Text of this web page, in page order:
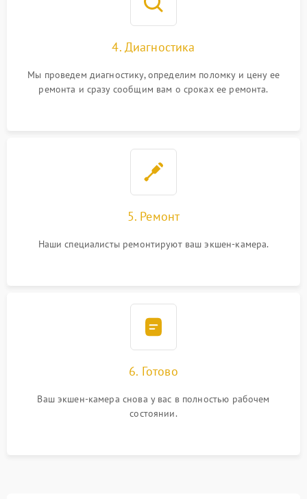
4. Диагностика
Мы проведем диагностику, определим поломку и цену ее
ремонта и сразу сообщим вам о сроках ее ремонта.
5. Ремонт
Наши специалисты ремонтируют ваш экшен-камера.
6. Готово
Ваш экшен-камера снова у вас в полностью рабочем
состоянии.